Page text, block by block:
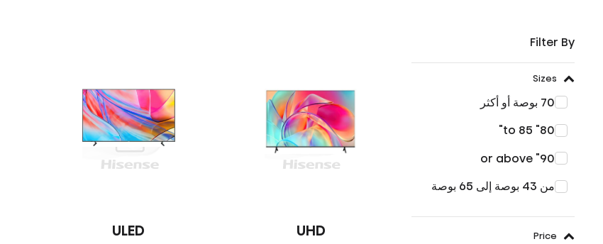
Filter By
Sizes
70 بوصة أو أكثر
80" to 85"
90" or above
من 43 بوصة إلى 65 بوصة
Price
UHD
ULED